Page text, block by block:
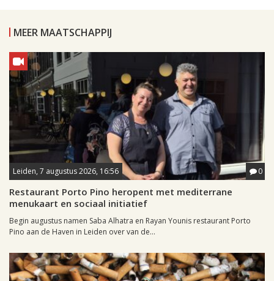
MEER MAATSCHAPPIJ
Leiden, 7 augustus 2026, 16:56 0
Restaurant Porto Pino heropent met mediterrane
menukaart en sociaal initiatief
Begin augustus namen Saba Alhatra en Rayan Younis restaurant Porto
Pino aan de Haven in Leiden over van de...